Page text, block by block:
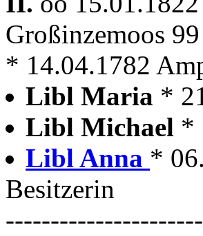
Großinzemoos
* 14.04.1782
Libl Maria *
Libl Michael *
Libl Anna *
Besitzerin